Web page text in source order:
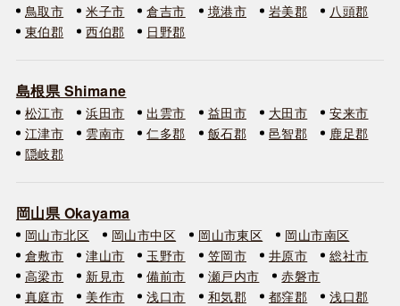
鳥取市 米子市 倉吉市 境港市 岩美郡
八頭郡
東伯郡
西伯郡 日野郡
島根県 Shimane
松江市 浜田市 出雲市 益田市 大田市
安来市
江津市
雲南市 仁多郡 飯石郡 邑智郡
鹿足郡
隠岐郡
岡山県 Okayama
岡山市北区 岡山市中区 岡山市東区
岡山市南区
倉敷市
津山市 玉野市 笠岡市 井原市
総社市
高梁市
新見市 備前市 瀬戸内市
赤磐市
真庭市
美作市 浅口市 和気郡 都窪郡
浅口郡